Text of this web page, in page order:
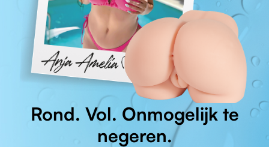
Rond. Vol. Onmogelijk te
negeren.